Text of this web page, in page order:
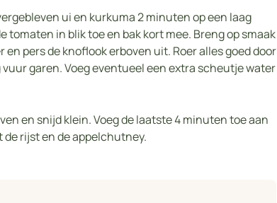
ui en kurkuma 2 minuten op een laag
tomaten in blik toe en bak kort mee. Breng op smaak
pers de knoflook erboven uit. Roer alles goed door
garen. Voeg eventueel een extra scheutje water
en snijd klein. Voeg de laatste 4 minuten toe aan
de rijst en de appelchutney.